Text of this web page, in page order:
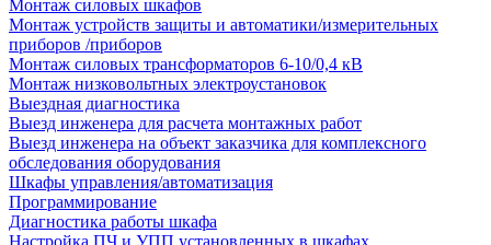
Монтаж силовых шкафов
Монтаж устройств защиты и автоматики/измерительных
приборов /приборов
Монтаж силовых трансформаторов 6-10/0,4 кВ
Монтаж низковольтных электроустановок
Выездная диагностика
Выезд инженера для расчета монтажных работ
Выезд инженера на объект заказчика для комплексного
обследования оборудования
Шкафы управления/автоматизация
Программирование
Диагностика работы шкафа
Настройка ПЧ и УПП установленных в шкафах